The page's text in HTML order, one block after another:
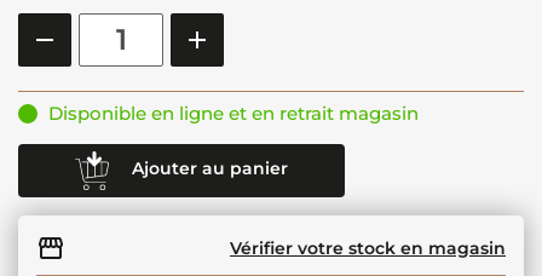
Disponible en ligne et en retrait magasin
Ajouter au panier
Vérifier votre stock en magasin